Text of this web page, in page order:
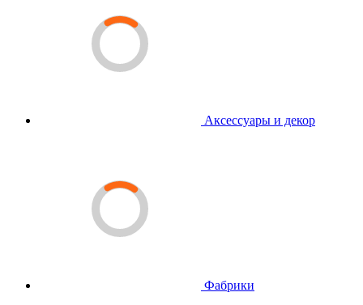
Аксессуары и декор
Фабрики